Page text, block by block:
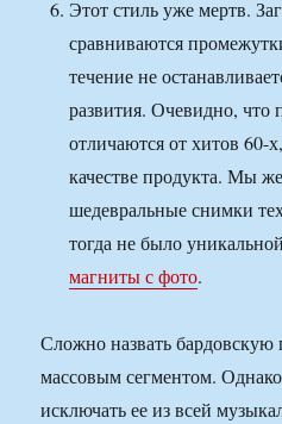
Этот стиль уже мертв.
сравниваются
течение не
развития. Очевидно, что
отличаются от хитов 60-
качестве продукта. Мы
шедевральные снимки
тогда не было
магниты с фото.
Сложно назвать
массовым сегментом.
исключать ее из всей